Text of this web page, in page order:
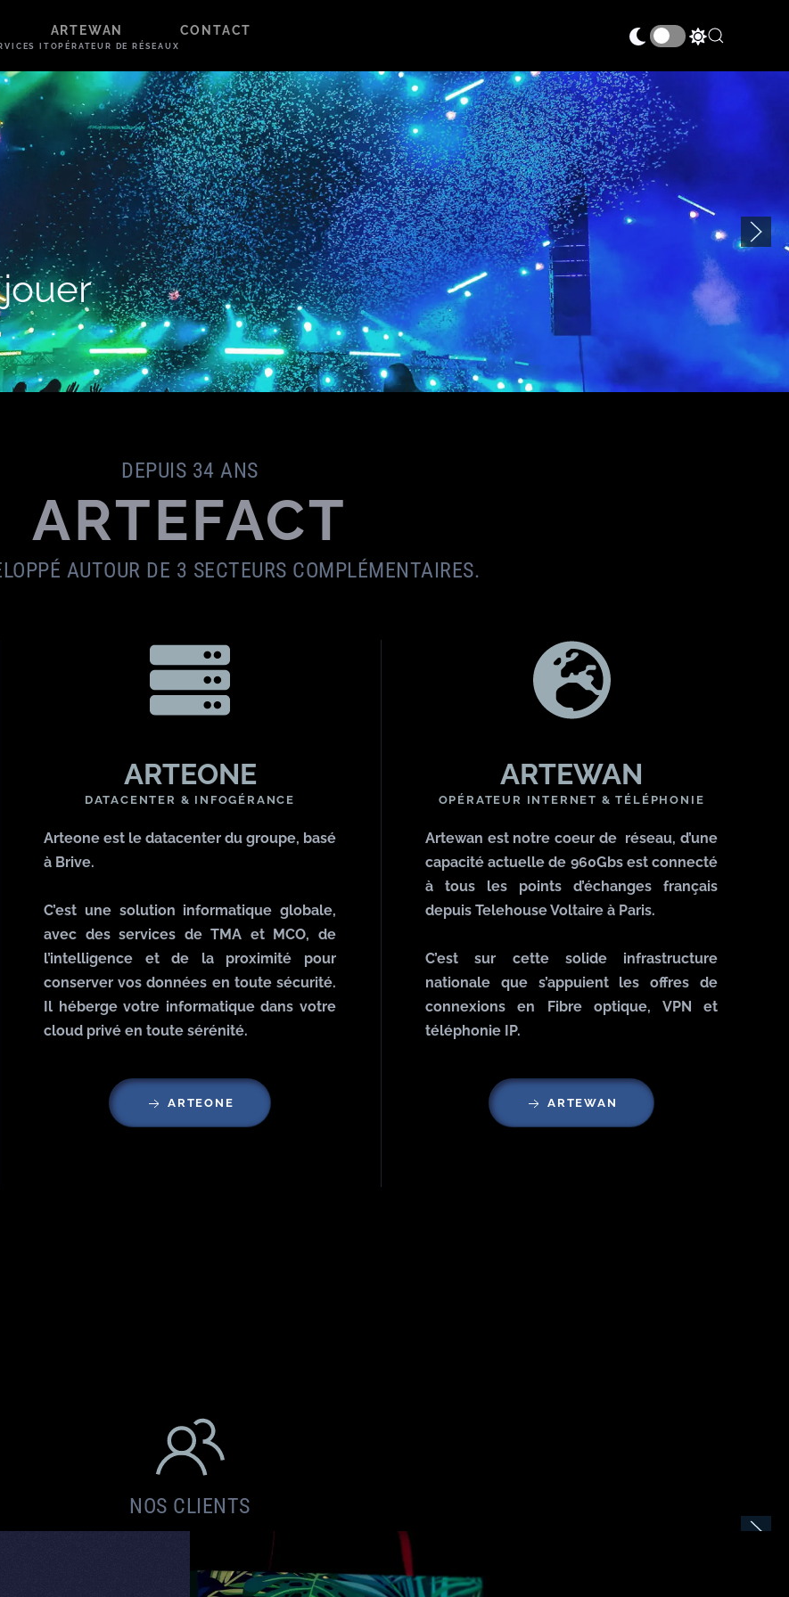
IT
ARTEWAN
OPÉRATEUR DE RÉSEAUX
CONTACT
DEPUIS 34 ANS
ARTEFACT
AUTOUR DE 3 SECTEURS COMPLÉMENTAIRES.
ARTEONE
DATACENTER & INFOGÉRANCE
Arteone est le datacenter du groupe, basé
à Brive.
C’est une solution informatique globale,
avec des services de TMA et MCO, de
l’intelligence et de la proximité pour
conserver vos données en toute sécurité.
Il héberge votre informatique dans votre
cloud privé en toute sérénité.
ARTEONE
ARTEWAN
OPÉRATEUR INTERNET & TÉLÉPHONIE
Artewan est notre coeur de réseau, d’une
capacité actuelle de 960Gbs est connecté
à tous les points d’échanges français
depuis Telehouse Voltaire à Paris.
C’est sur cette solide infrastructure
nationale que s’appuient les offres de
connexions en Fibre optique, VPN et
téléphonie IP.
ARTEWAN
NOS CLIENTS
SOLUTIONS PROPOSÉES